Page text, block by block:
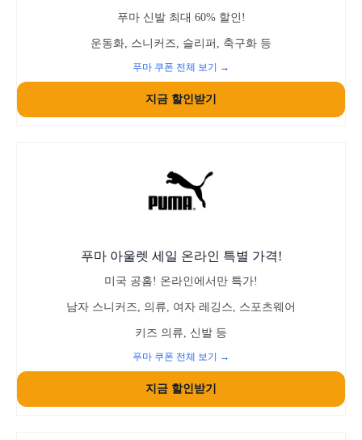
푸마 신발 최대 60% 할인!
운동화, 스니커즈, 슬리퍼, 축구화 등
푸마 쿠폰 전체 보기 →
지금 할인받기
푸마 아울렛 세일 온라인 특별 가격!
미국 공홈! 온라인에서만 특가!
남자 스니커즈, 의류, 여자 레깅스, 스포츠웨어
키즈 의류, 신발 등
푸마 쿠폰 전체 보기 →
지금 할인받기